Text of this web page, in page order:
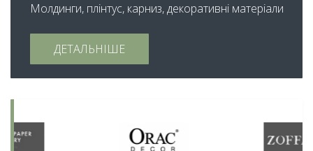
Молдинги, плінтус, карниз, декоративні матеріали
ДЕТАЛЬНІШЕ